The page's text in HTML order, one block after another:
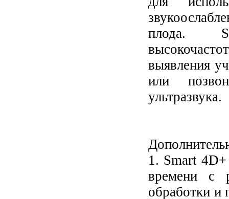
плода.
выявления
или
ультразвука.
1. Smart 4D+
времени с
обработки и